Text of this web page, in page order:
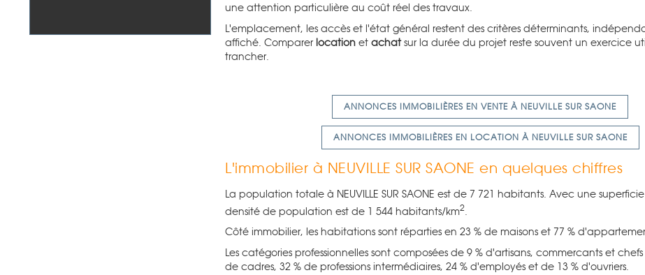
une attention particulière au coût réel des travaux.
L'emplacement, les accès et l'état général restent des critères déterminants,
affiché. Comparer location et achatsur la durée du projet reste souvent un exercice
trancher.
ANNONCES IMMOBILIÈRES EN VENTE À NEUVILLE SUR SAONE
ANNONCES IMMOBILIÈRES EN LOCATION À NEUVILLE SUR SAONE
L'immobilier à NEUVILLE SUR SAONE en quelques chiffres
La population totale à NEUVILLE SUR SAONE est de 7 721 habitants. Avec une
densité de population est de 1 544 habitants/km2
Côté immobilier, les habitations sont réparties en 23 % de maisons et 77 %
Les catégories professionnelles sont composées de 9 % d'artisans, commercants et
de cadres, 32 % de professions intermédiaires, 24 % d'employés et de 13 % d'ouvriers.